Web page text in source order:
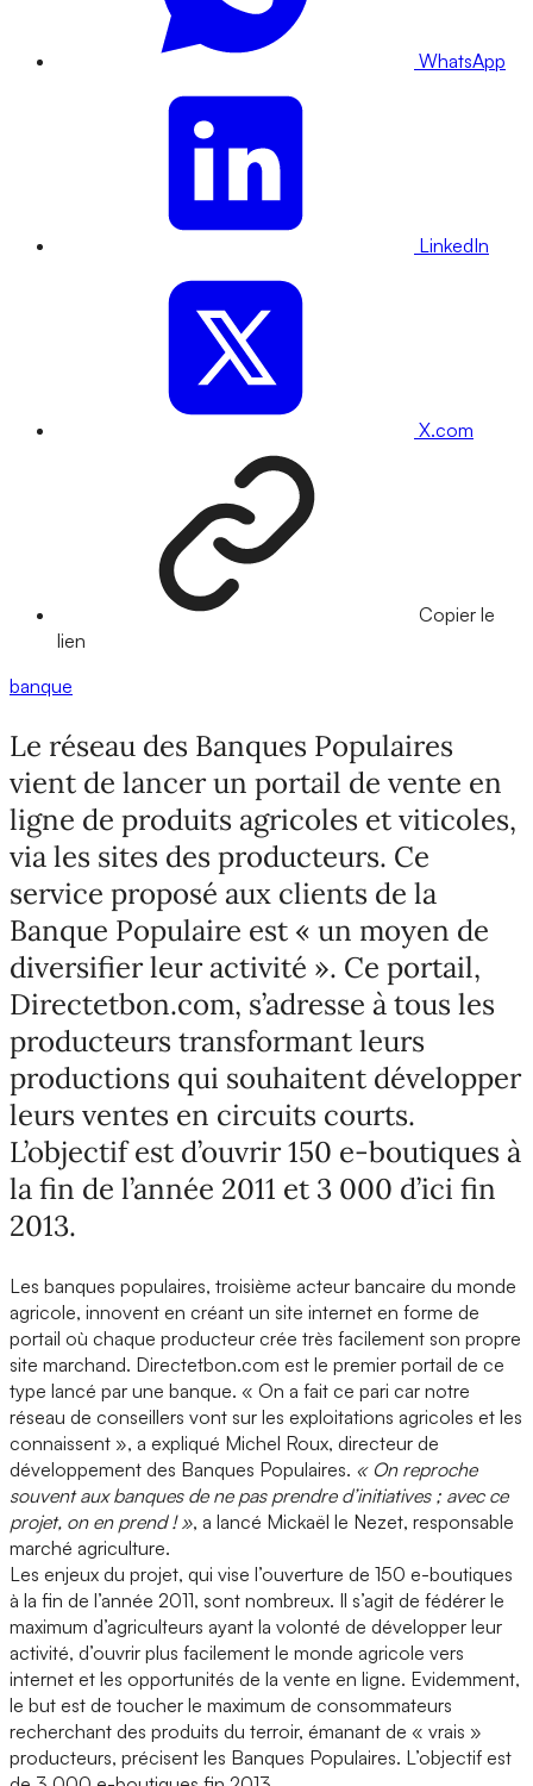
WhatsApp
LinkedIn
X.com
Copier le
lien
banque
Le réseau des Banques Populaires
vient de lancer un portail de vente en
ligne de produits agricoles et viticoles,
via les sites des producteurs. Ce
service proposé aux clients de la
Banque Populaire est « un moyen de
diversifier leur activité ». Ce portail,
Directetbon.com, s’adresse à tous les
producteurs transformant leurs
productions qui souhaitent développer
leurs ventes en circuits courts.
L’objectif est d’ouvrir 150 e-boutiques à
la fin de l’année 2011 et 3 000 d’ici fin
2013.
Les banques populaires, troisième acteur bancaire du monde
agricole, innovent en créant un site internet en forme de
portail où chaque producteur crée très facilement son propre
site marchand. Directetbon.com est le premier portail de ce
type lancé par une banque. « On a fait ce pari car notre
réseau de conseillers vont sur les exploitations agricoles et les
connaissent », a expliqué Michel Roux, directeur de
développement des Banques Populaires. « On reproche
souvent aux banques de ne pas prendre d’initiatives ; avec ce
projet, on en prend ! », a lancé Mickaël le Nezet, responsable
marché agriculture.
Les enjeux du projet, qui vise l’ouverture de 150 e-boutiques
à la fin de l’année 2011, sont nombreux. Il s’agit de fédérer le
maximum d’agriculteurs ayant la volonté de développer leur
activité, d’ouvrir plus facilement le monde agricole vers
internet et les opportunités de la vente en ligne. Evidemment,
le but est de toucher le maximum de consommateurs
recherchant des produits du terroir, émanant de « vrais »
producteurs, précisent les Banques Populaires. L’objectif est